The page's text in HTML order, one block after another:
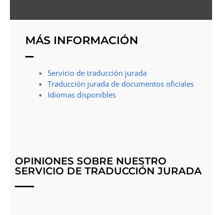
MÁS INFORMACIÓN
Servicio de traducción jurada
Traducción jurada de documentos oficiales
Idiomas disponibles
OPINIONES SOBRE NUESTRO
SERVICIO DE TRADUCCIÓN JURADA